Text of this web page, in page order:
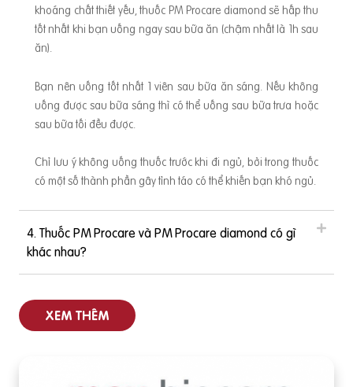
khoáng chất thiết yếu, thuốc PM Procare diamond sẽ hấp thu
tốt nhất khi bạn uống ngay sau bữa ăn (chậm nhất là 1h sau
ăn).
Bạn nên uống tốt nhất 1 viên sau bữa ăn sáng. Nếu không
uống được sau bữa sáng thì có thể uống sau bữa trưa hoặc
sau bữa tối đều được.
Chỉ lưu ý không uống thuốc trước khi đi ngủ, bởi trong thuốc
có một số thành phần gây tỉnh táo có thể khiến bạn khó ngủ.
4. Thuốc PM Procare và PM Procare diamond có gì
khác nhau?
XEM THÊM